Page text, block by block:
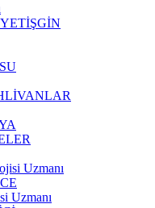
Uzmanı
Uzmanı